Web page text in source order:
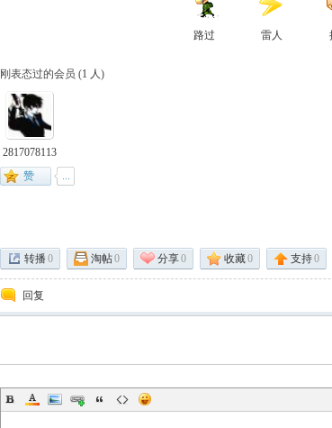
路过 雷人
刚表态过的会员 (1 人)
2817078113
转播0 淘帖0 分享0 收藏0 支持0
回复